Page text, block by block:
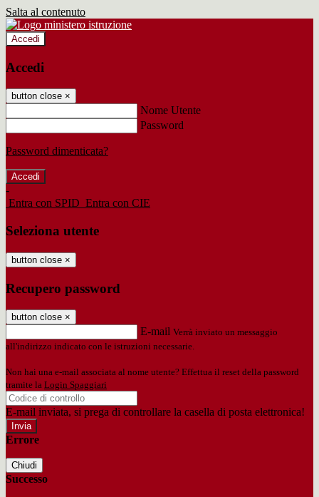
Salta al contenuto
Accedi
Accedi
button close ×
Nome Utente
Password
Password dimenticata?
-
Entra con SPID Entra con CIE
Seleziona utente
button close ×
Recupero password
button close ×
E-mail Verrà inviato un messaggio
all'indirizzo indicato con le istruzioni necessarie.
Non hai una e-mail associata al nome utente? Effettua il reset della password
tramite la Login Spaggiari
E-mail inviata, si prega di controllare la casella di posta elettronica!
Errore
Chiudi
Successo